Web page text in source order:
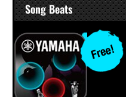
Song Beats